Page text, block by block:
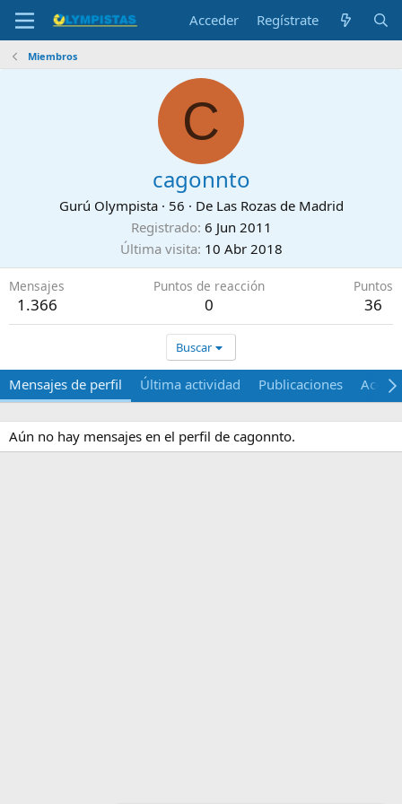
Acceder Regístrate
Miembros
C
cagonnto
Gurú Olympista · 56 · De Las Rozas de Madrid
Registrado 6 Jun 2011
Última visita 10 Abr 2018
Mensajes
1.366
Puntos de reacción
0
Puntos
36
Buscar
Mensajes de perfil Última actividad Publicaciones Acerca
Aún no hay mensajes en el perfil de cagonnto.